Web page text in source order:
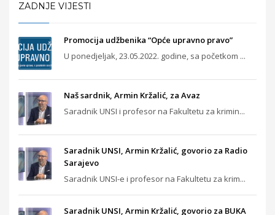
ZADNJE VIJESTI
Promocija udžbenika “Opće upravno pravo”
U ponedjeljak, 23.05.2022. godine, sa početkom ...
Naš sardnik, Armin Kržalić, za Avaz
Saradnik UNSI i profesor na Fakultetu za krimin...
Saradnik UNSI, Armin Kržalić, govorio za Radio
Sarajevo
Saradnik UNSI-e i profesor na Fakultetu za krim...
Saradnik UNSI, Armin Kržalić, govorio za BUKA